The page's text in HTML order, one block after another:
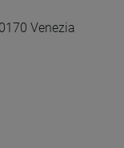
Venezia